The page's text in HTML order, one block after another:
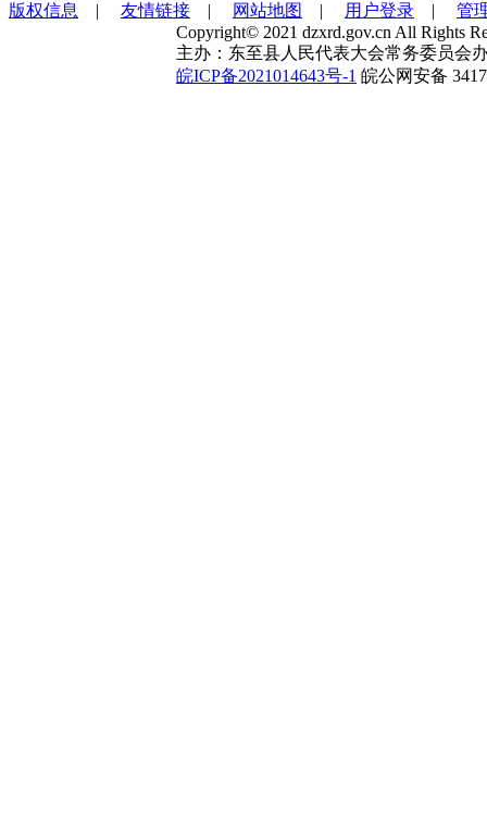
版权信息 | 友情链接 | 网站地图 | 用户登录 | 管
Copyright© 2021 dzxrd.gov.cn All Rights
主办：东至县人民代表大会常务委员会
皖ICP备2021014643号-1 皖公网安备